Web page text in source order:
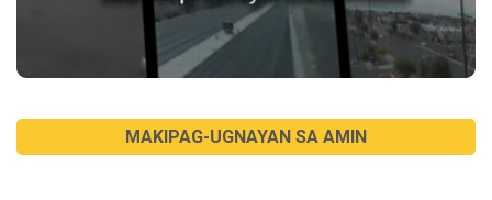
MAKIPAG-UGNAYAN SA AMIN